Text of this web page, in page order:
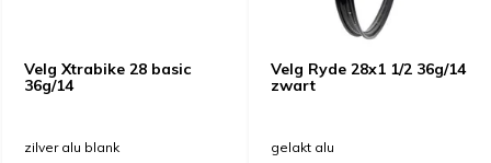
Velg Xtrabike 28 basic
36g/14
zilver alu blank
Velg Ryde 28x1 1/2 36g/14
zwart
gelakt alu